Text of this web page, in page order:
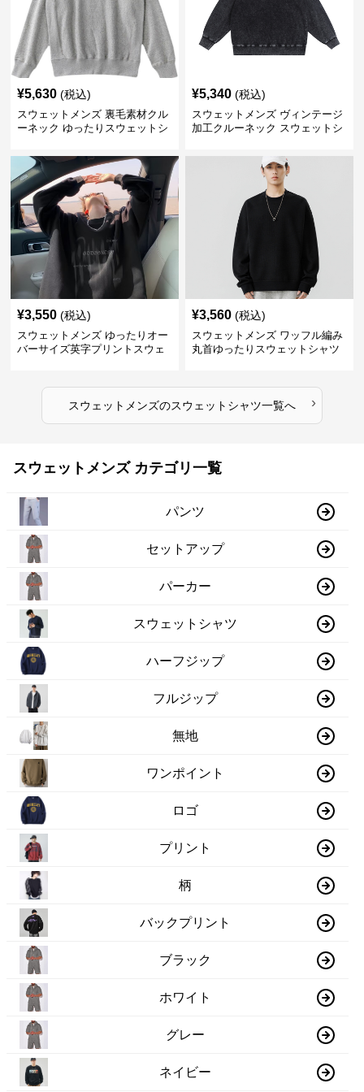
¥5,630 (税込)
スウェットメンズ 裏毛素材クル
ーネック ゆったりスウェットシ
¥5,340 (税込)
スウェットメンズ ヴィンテージ
加工クルーネック スウェットシ
¥3,550 (税込)
スウェットメンズ ゆったりオー
バーサイズ英字プリントスウェ
¥3,560 (税込)
スウェットメンズ ワッフル編み
丸首ゆったりスウェットシャツ
スウェットメンズのスウェットシャツ一覧へ ›
スウェットメンズ カテゴリ一覧
パンツ
セットアップ
パーカー
スウェットシャツ
ハーフジップ
フルジップ
無地
ワンポイント
ロゴ
プリント
柄
バックプリント
ブラック
ホワイト
グレー
ネイビー